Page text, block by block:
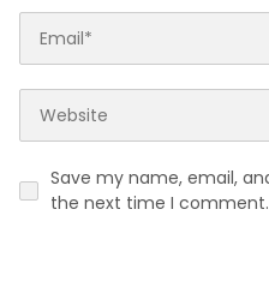
Save my name, email,
the next time I comment.